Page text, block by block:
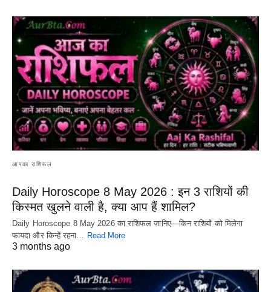
आपका राशिफल
Daily Horoscope 8 May 2026 : इन 3 राशियों की
किस्मत खुलने वाली है, क्या आप हैं शामिल?
Daily Horoscope 8 May 2026 का राशिफल जानिए—किन राशियों को मिलेगा
फायदा और किन्हें रहना… Read More
3 months ago